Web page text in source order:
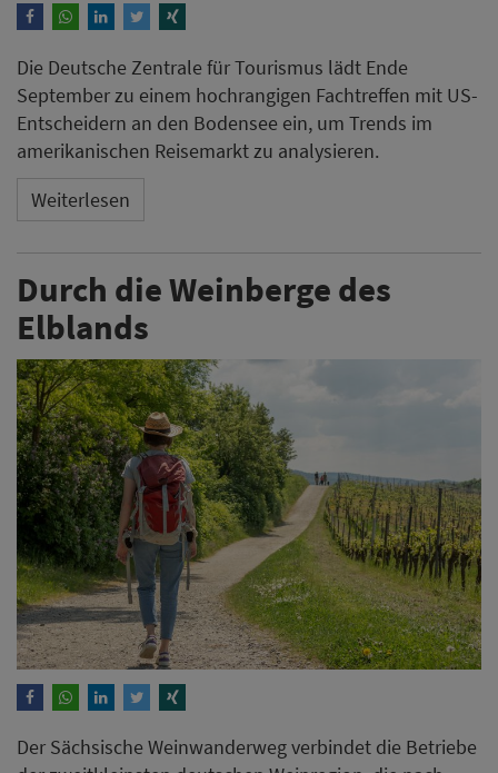
Die Deutsche Zentrale für Tourismus lädt Ende
September zu einem hochrangigen Fachtreffen mit US-
Entscheidern an den Bodensee ein, um Trends im
amerikanischen Reisemarkt zu analysieren.
Weiterlesen
Durch die Weinberge des
Elblands
Der Sächsische Weinwanderweg verbindet die Betriebe